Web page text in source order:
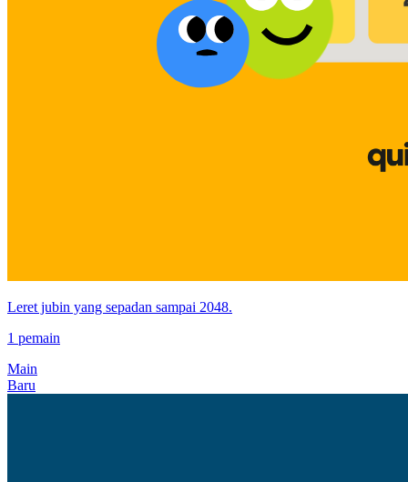
Leret jubin yang sepadan sampai 2048.
1 pemain
Main
Baru